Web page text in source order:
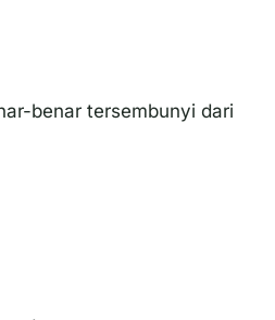
benar tersembunyi dari